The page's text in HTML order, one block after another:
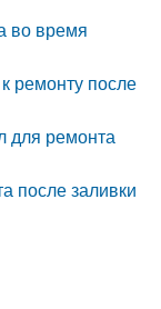
во время
ремонту после
для ремонта
после заливки